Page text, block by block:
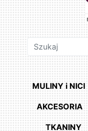
MULINY i NICI
AKCESORIA
TKANINY